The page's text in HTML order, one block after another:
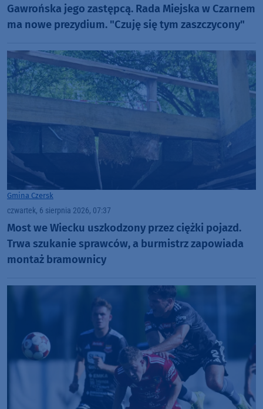
Gawrońska jego zastępcą. Rada Miejska w Czarnem
ma nowe prezydium. "Czuję się tym zaszczycony"
Gmina Czersk
czwartek, 6 sierpnia 2026, 07:37
Most we Wiecku uszkodzony przez ciężki pojazd.
Trwa szukanie sprawców, a burmistrz zapowiada
montaż bramownicy